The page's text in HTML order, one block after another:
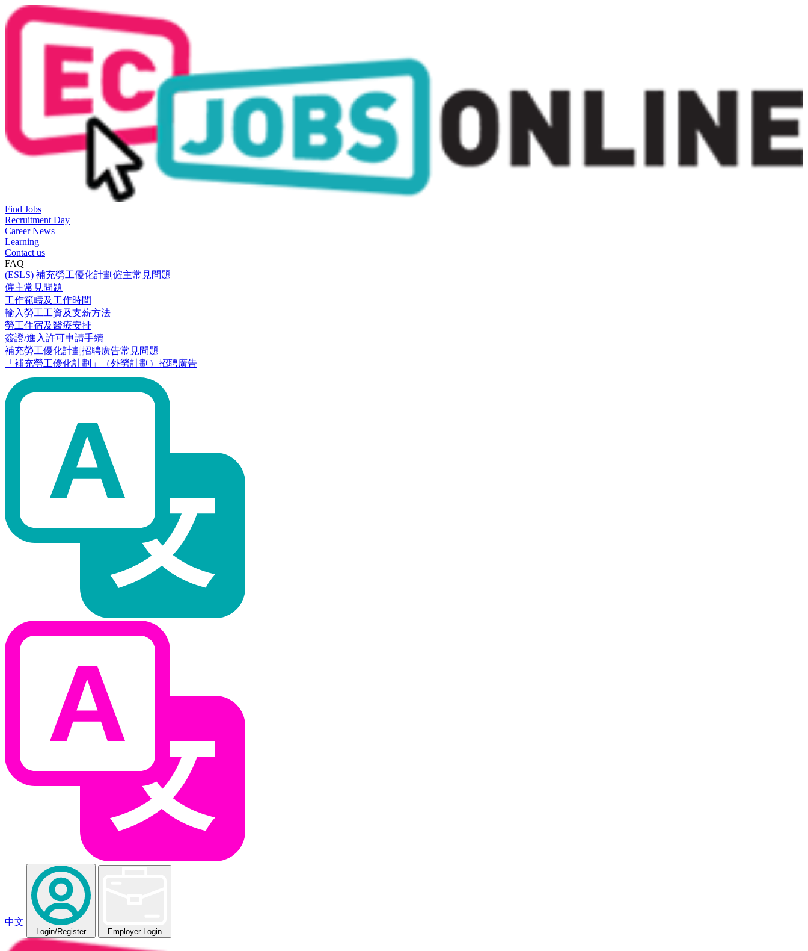
Find Jobs
Recruitment Day
Career News
Learning
Contact us
FAQ
(ESLS) 補充勞工優化計劃僱主常見問題
僱主常見問題
工作範疇及工作時間
輸入勞工工資及支薪方法
勞工住宿及醫療安排
簽證/進入許可申請手續
補充勞工優化計劃招聘廣告常見問題
「補充勞工優化計劃」（外勞計劃）招聘廣告
中文
Login/Register Employer Login